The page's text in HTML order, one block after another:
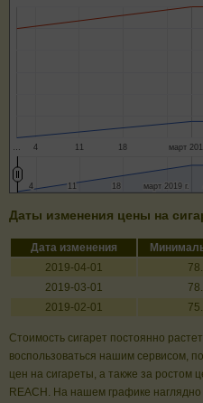
… март
4 11 18
март 2019 г.
март 2019 г.
4
4 11
11 18
18
Даты изменения цены на
Дата изменения
2019-04-01
2019-03-01
2019-02-01
Стоимость сигарет постоянно
воспользоваться нашим сервисом,
цен на сигареты, а также за ростом
REACH. На нашем графике